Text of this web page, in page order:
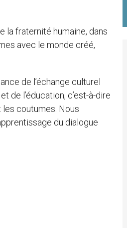
la fraternité humaine, dans
avec le monde créé,
de l’échange culturel
de l’éducation, c’est-à-dire
les coutumes. Nous
du dialogue